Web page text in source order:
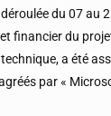
du 07 au
financier du
a été
par «